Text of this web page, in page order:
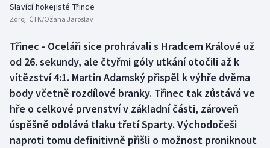
Boby a skeleton
Box
Curling
Dostihy
Florbal
AZ kvíz
Slavící hokejisté Třince
Zdroj: ČTK/Ožana Jaroslav
Třinec - Oceláři sice prohrávali s Hradcem Králové už
od 26. sekundy, ale čtyřmi góly utkání otočili až k
vítězství 4:1. Martin Adamský přispěl k výhře dvěma
body včetně rozdílové branky. Třinec tak zůstává ve
hře o celkové prvenství v základní části, zároveň
úspěšně odolává tlaku třetí Sparty. Východočeši
naproti tomu definitivně přišli o možnost proniknout